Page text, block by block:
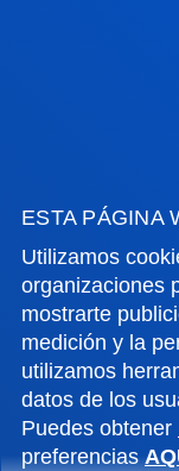
ESTA PÁGINA
Utilizamos
organizaciones
mostrarte
medición y la
utilizamos
datos de los
Puedes obtener
preferencias
Contacto
Campus San
Conoce el
+34 943 326
Contacto
Sede Vitoria